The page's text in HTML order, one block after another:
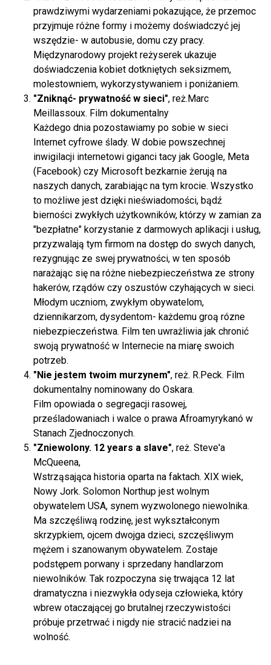
prawdziwymi wydarzeniami pokazujące, że przemoc
przyjmuje różne formy i możemy doświadczyć jej
wszędzie- w autobusie, domu czy pracy.
Międzynarodowy projekt reżyserek ukazuje
doświadczenia kobiet dotkniętych seksizmem,
molestowniem, wykorzystywaniem i poniżaniem.
"Zniknąć- prywatność w sieci", reż.Marc
Meillassoux. Film dokumentalny
Każdego dnia pozostawiamy po sobie w sieci
Internet cyfrowe ślady. W dobie powszechnej
inwigilacji internetowi giganci tacy jak Google, Meta
(Facebook) czy Microsoft bezkarnie żerują na
naszych danych, zarabiając na tym krocie. Wszystko
to możliwe jest dzięki nieświadomości, bądź
bierności zwykłych użytkowników, którzy w zamian za
"bezpłatne" korzystanie z darmowych aplikacji i usług,
przyzwalają tym firmom na dostęp do swych danych,
rezygnując ze swej prywatności, w ten sposób
narażając się na różne niebezpieczeństwa ze strony
hakerów, rządów czy oszustów czyhających w sieci.
Młodym uczniom, zwykłym obywatelom,
dziennikarzom, dysydentom- każdemu groą rózne
niebezpieczeństwa. Film ten uwrażliwia jak chronić
swoją prywatność w Internecie na miarę swoich
potrzeb.
"Nie jestem twoim murzynem", reż. R.Peck. Film
dokumentalny nominowany do Oskara.
Film opowiada o segregacji rasowej,
prześladowaniach i walce o prawa Afroamyrykanó w
Stanach Zjednoczonych.
"Zniewolony. 12 years a slave", reż. Steve'a
McQueena,
Wstrząsająca historia oparta na faktach. XIX wiek,
Nowy Jork. Solomon Northup jest wolnym
obywatelem USA, synem wyzwolonego niewolnika.
Ma szczęśliwą rodzinę, jest wykształconym
skrzypkiem, ojcem dwojga dzieci, szczęśliwym
mężem i szanowanym obywatelem. Zostaje
podstępem porwany i sprzedany handlarzom
niewolników. Tak rozpoczyna się trwająca 12 lat
dramatyczna i niezwykła odyseja człowieka, który
wbrew otaczającej go brutalnej rzeczywistości
próbuje przetrwać i nigdy nie stracić nadziei na
wolność.